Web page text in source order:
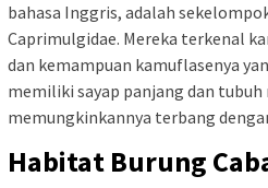
bahasa Inggris, adalah
Caprimulgidae. Mereka terkenal
dan kemampuan kamuflasenya
memiliki sayap panjang dan tubuh
memungkinkannya terbang
Habitat Burung